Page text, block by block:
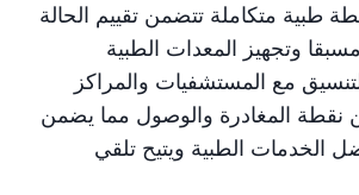
طبية متكاملة تتضمن تقييم الحالة
وتجهيز المعدات الطبية
مع المستشفيات والمراكز
نقطة المغادرة والوصول مما يضمن
الخدمات الطبية ويتيح تلقي